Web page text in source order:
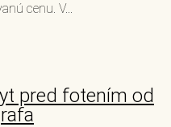
cenu. V...
pred fotením od